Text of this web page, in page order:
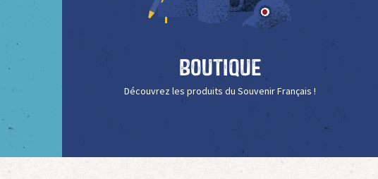
Boutique
Découvrez les produits du Souvenir Français !